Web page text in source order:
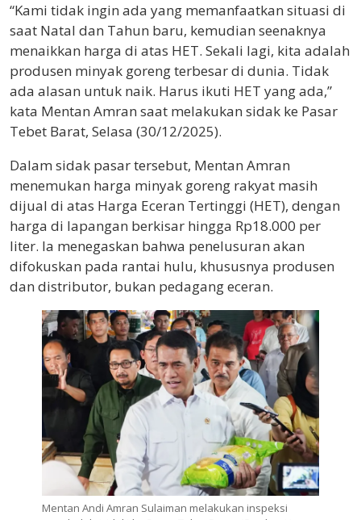
“Kami tidak ingin ada yang memanfaatkan situasi di
saat Natal dan Tahun baru, kemudian seenaknya
menaikkan harga di atas HET. Sekali lagi, kita adalah
produsen minyak goreng terbesar di dunia. Tidak
ada alasan untuk naik. Harus ikuti HET yang ada,”
kata Mentan Amran saat melakukan sidak ke Pasar
Tebet Barat, Selasa (30/12/2025).
Dalam sidak pasar tersebut, Mentan Amran
menemukan harga minyak goreng rakyat masih
dijual di atas Harga Eceran Tertinggi (HET), dengan
harga di lapangan berkisar hingga Rp18.000 per
liter. Ia menegaskan bahwa penelusuran akan
difokuskan pada rantai hulu, khususnya produsen
dan distributor, bukan pedagang eceran.
Mentan Andi Amran Sulaiman melakukan inspeksi